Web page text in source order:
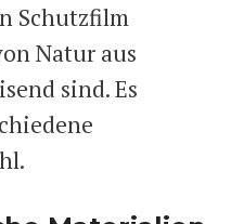
Schutzfilm
Natur aus
sind. Es